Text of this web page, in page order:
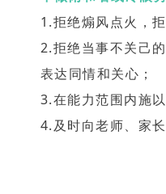
1.拒绝煽风点火，
2.拒绝当事不关己
表达同情和关心；
3.在能力范围内施
4.及时向老师、家